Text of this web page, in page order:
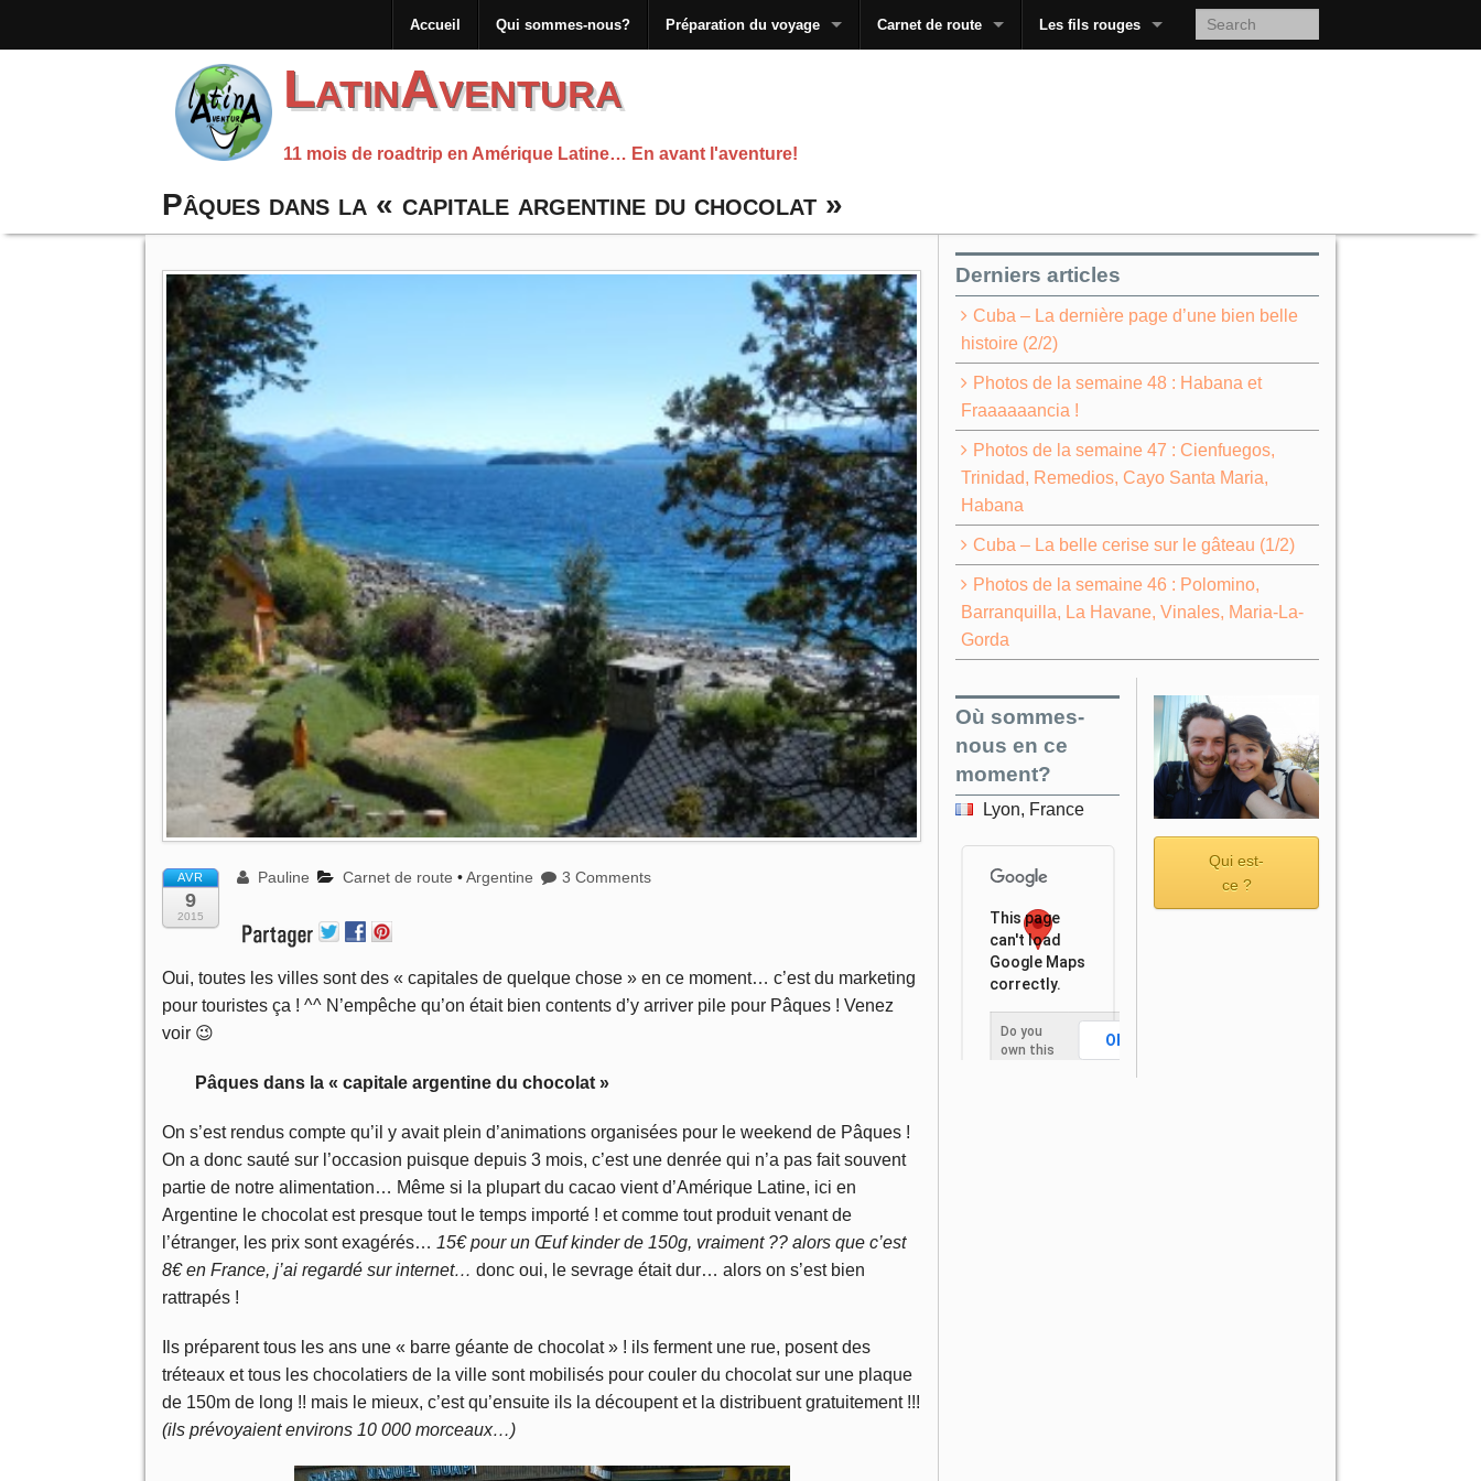
Accueil Qui sommes-nous? Préparation du voyage Carnet de route Les fils rouges
LatinAventura
11 mois de roadtrip en Amérique Latine… En avant l'aventure!
Pâques dans la « capitale argentine du chocolat »
AVR
9
2015
Pauline Carnet de route •Argentine 3 Comments
Oui, toutes les villes sont des « capitales de quelque chose » en ce moment… c’est du marketing
pour touristes ça ! ^^ N’empêche qu’on était bien contents d’y arriver pile pour Pâques ! Venez
voir 😉
Pâques dans la « capitale argentine du chocolat »
On s’est rendus compte qu’il y avait plein d’animations organisées pour le weekend de Pâques !
On a donc sauté sur l’occasion puisque depuis 3 mois, c’est une denrée qui n’a pas fait souvent
partie de notre alimentation… Même si la plupart du cacao vient d’Amérique Latine, ici en
Argentine le chocolat est presque tout le temps importé ! et comme tout produit venant de
l’étranger, les prix sont exagérés… 15€ pour un Œuf kinder de 150g, vraiment ?? alors que c’est
8€ en France, j’ai regardé sur internet… donc oui, le sevrage était dur… alors on s’est bien
rattrapés !
Ils préparent tous les ans une « barre géante de chocolat » ! ils ferment une rue, posent des
tréteaux et tous les chocolatiers de la ville sont mobilisés pour couler du chocolat sur une plaque
de 150m de long !! mais le mieux, c’est qu’ensuite ils la découpent et la distribuent gratuitement !!!
(ils prévoyaient environs 10 000 morceaux…)
Derniers articles
Cuba – La dernière page d’une bien belle
histoire (2/2)
Photos de la semaine 48 : Habana et
Fraaaaaancia !
Photos de la semaine 47 : Cienfuegos,
Trinidad, Remedios, Cayo Santa Maria,
Habana
Cuba – La belle cerise sur le gâteau (1/2)
Photos de la semaine 46 : Polomino,
Barranquilla, La Havane, Vinales, Maria-La-
Gorda
Où sommes-
nous en ce
moment?
Lyon, France
This page
can't load
Google Maps
correctly.
Do you
own this
OK
Qui est-
ce ?